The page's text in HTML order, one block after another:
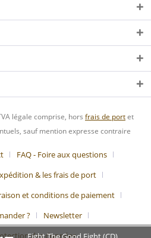
légale comprise, hors frais de portet
sauf mention expresse contraire
FAQ - Foire aux questions
& les frais de port
et conditions de paiement
?
Newsletter
des données